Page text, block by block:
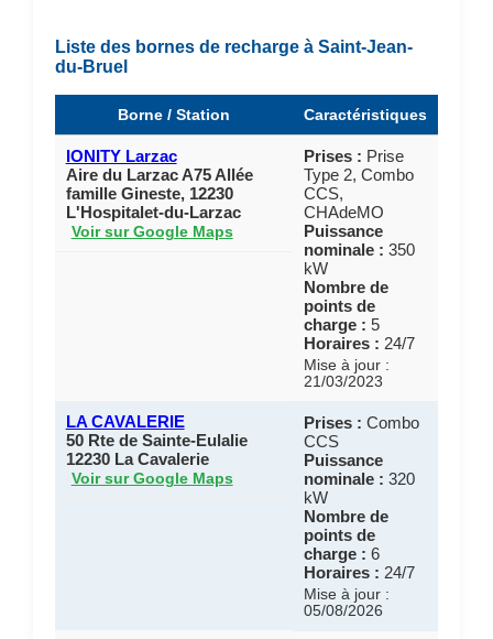
Liste des bornes de recharge à Saint-Jean-
du-Bruel
Borne / Station Caractéristiques
IONITY Larzac
Aire du Larzac A75 Allée
famille Gineste, 12230
L'Hospitalet-du-Larzac
Voir sur Google Maps
Prises : Prise
Type 2, Combo
CCS,
CHAdeMO
Puissance
nominale : 350
kW
Nombre de
points de
charge : 5
Horaires : 24/7
Mise à jour :
21/03/2023
LA CAVALERIE
50 Rte de Sainte-Eulalie
12230 La Cavalerie
Voir sur Google Maps
Prises : Combo
CCS
Puissance
nominale : 320
kW
Nombre de
points de
charge : 6
Horaires : 24/7
Mise à jour :
05/08/2026